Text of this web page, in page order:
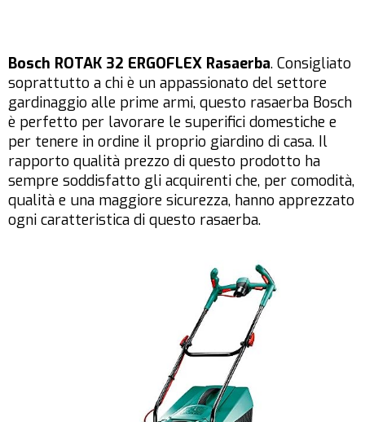
Bosch ROTAK 32 ERGOFLEX Rasaerba. Consigliato
soprattutto a chi è un appassionato del settore
gardinaggio alle prime armi, questo rasaerba Bosch
è perfetto per lavorare le superifici domestiche e
per tenere in ordine il proprio giardino di casa. Il
rapporto qualità prezzo di questo prodotto ha
sempre soddisfatto gli acquirenti che, per comodità,
qualità e una maggiore sicurezza, hanno apprezzato
ogni caratteristica di questo rasaerba.